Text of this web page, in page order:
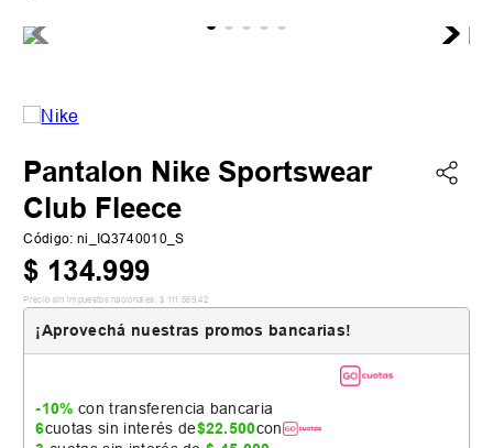
Pantalon Nike Sportswear
Club Fleece
Código: ni_IQ3740010_S
$ 134.999
Precio sin impuestos nacionales: $ 111 .569,42
¡Aprovechá nuestras promos bancarias!
-10% con transferencia bancaria
6cuotas sin interés de$22.500con